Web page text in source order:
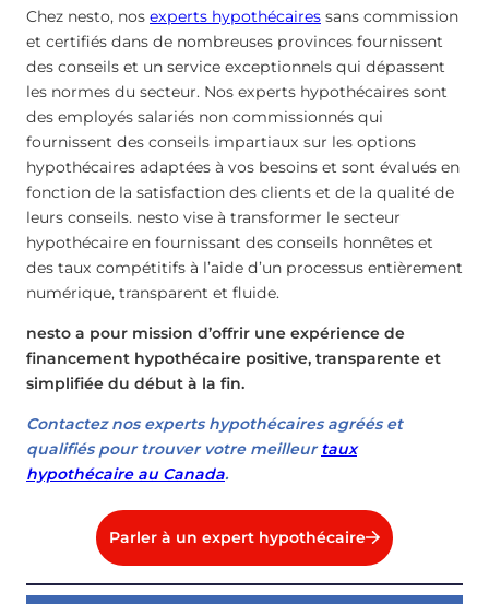
Chez nesto, nos experts hypothécaires sans commission
et certifiés dans de nombreuses provinces fournissent
des conseils et un service exceptionnels qui dépassent
les normes du secteur. Nos experts hypothécaires sont
des employés salariés non commissionnés qui
fournissent des conseils impartiaux sur les options
hypothécaires adaptées à vos besoins et sont évalués en
fonction de la satisfaction des clients et de la qualité de
leurs conseils. nesto vise à transformer le secteur
hypothécaire en fournissant des conseils honnêtes et
des taux compétitifs à l’aide d’un processus entièrement
numérique, transparent et fluide.
nesto a pour mission d’offrir une expérience de
financement hypothécaire positive, transparente et
simplifiée du début à la fin.
Contactez nos experts hypothécaires agréés et
qualifiés pour trouver votre meilleurtaux
hypothécaire au Canada.
Parler à un expert hypothécaire